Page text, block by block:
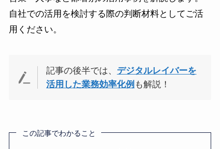
自社での活用を検討する際の判断材料としてご活
用ください。
記事の後半では、 デジタルレイバーを
活用した業務効率化例 も解説！
この記事でわかること